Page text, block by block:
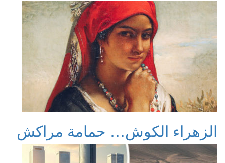
الزهراء الكوش… حمامة مراكش